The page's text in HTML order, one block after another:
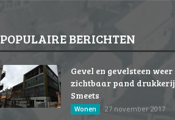
POPULAIRE BERICHTEN
Gevel en gevelsteen weer
zichtbaar pand drukkerij
Smeets
Wonen 27 november 2017